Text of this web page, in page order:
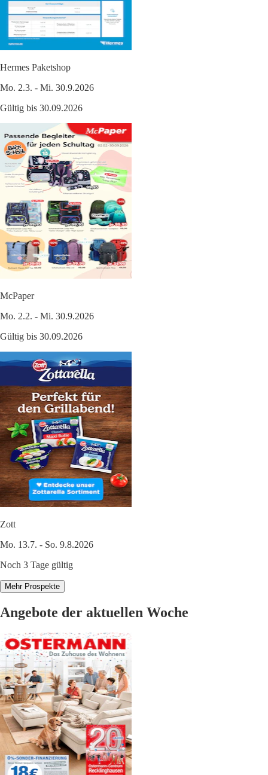
Hermes Paketshop
Mo. 2.3. - Mi. 30.9.2026
Gültig bis 30.09.2026
McPaper
Mo. 2.2. - Mi. 30.9.2026
Gültig bis 30.09.2026
Zott
Mo. 13.7. - So. 9.8.2026
Noch 3 Tage gültig
Mehr Prospekte
Angebote der aktuellen Woche